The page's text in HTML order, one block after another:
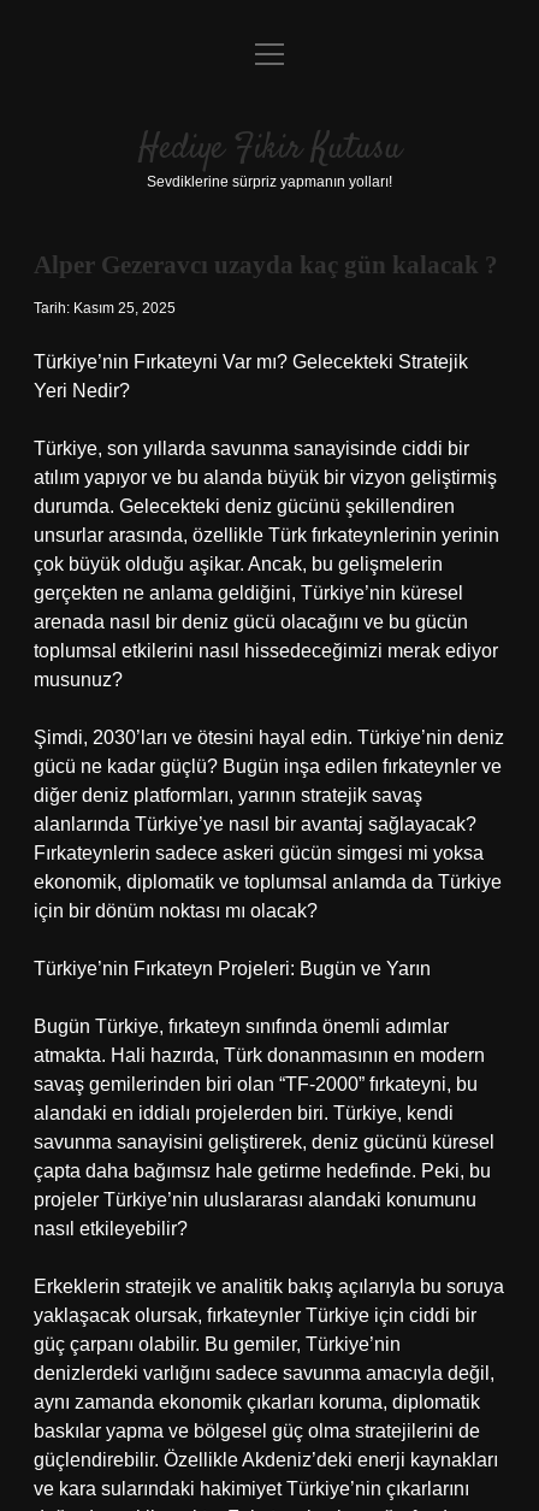
Anasayfa
Yasal Uyarı
menüyü
Hediye Fikir Kutusu
Sevdiklerine sürpriz yapmanın yolları!
Alper Gezeravcı uzayda kaç gün kalacak ?
Tarih: Kasım 25, 2025
Türkiye’nin Fırkateyni Var mı? Gelecekteki Stratejik
Yeri Nedir?
Türkiye, son yıllarda savunma sanayisinde ciddi bir
atılım yapıyor ve bu alanda büyük bir vizyon geliştirmiş
durumda. Gelecekteki deniz gücünü şekillendiren
unsurlar arasında, özellikle Türk fırkateynlerinin yerinin
çok büyük olduğu aşikar. Ancak, bu gelişmelerin
gerçekten ne anlama geldiğini, Türkiye’nin küresel
arenada nasıl bir deniz gücü olacağını ve bu gücün
toplumsal etkilerini nasıl hissedeceğimizi merak ediyor
musunuz?
Şimdi, 2030’ları ve ötesini hayal edin. Türkiye’nin deniz
gücü ne kadar güçlü? Bugün inşa edilen fırkateynler ve
diğer deniz platformları, yarının stratejik savaş
alanlarında Türkiye’ye nasıl bir avantaj sağlayacak?
Fırkateynlerin sadece askeri gücün simgesi mi yoksa
ekonomik, diplomatik ve toplumsal anlamda da Türkiye
için bir dönüm noktası mı olacak?
Türkiye’nin Fırkateyn Projeleri: Bugün ve Yarın
Bugün Türkiye, fırkateyn sınıfında önemli adımlar
atmakta. Hali hazırda, Türk donanmasının en modern
savaş gemilerinden biri olan “TF-2000” fırkateyni, bu
alandaki en iddialı projelerden biri. Türkiye, kendi
savunma sanayisini geliştirerek, deniz gücünü küresel
çapta daha bağımsız hale getirme hedefinde. Peki, bu
projeler Türkiye’nin uluslararası alandaki konumunu
nasıl etkileyebilir?
Erkeklerin stratejik ve analitik bakış açılarıyla bu soruya
yaklaşacak olursak, fırkateynler Türkiye için ciddi bir
güç çarpanı olabilir. Bu gemiler, Türkiye’nin
denizlerdeki varlığını sadece savunma amacıyla değil,
aynı zamanda ekonomik çıkarları koruma, diplomatik
baskılar yapma ve bölgesel güç olma stratejilerini de
güçlendirebilir. Özellikle Akdeniz’deki enerji kaynakları
ve kara sularındaki hakimiyet Türkiye’nin çıkarlarını